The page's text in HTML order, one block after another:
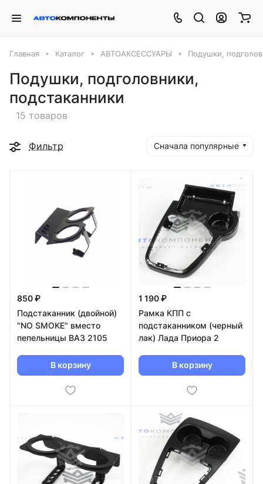
Главная Каталог АВТОАКСЕССУАРЫ Подушки,
Подушки, подголовники,
подстаканники
15 товаров
Фильтр Сначала популярные
850 ₽
Подстаканник (двойной)
"NO SMOKE" вместо
пепельницы ВАЗ 2105
В корзину
1 190 ₽
Рамка КПП с
подстаканником (черный
лак) Лада Приора 2
В корзину